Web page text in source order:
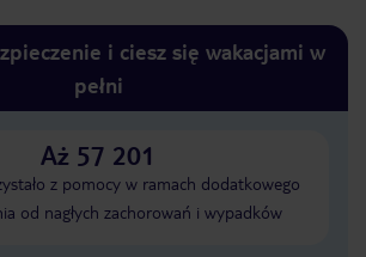
i ciesz się wakacjami w
pełni
Aż 57 201
z pomocy w ramach dodatkowego
od nagłych zachorowań i wypadków